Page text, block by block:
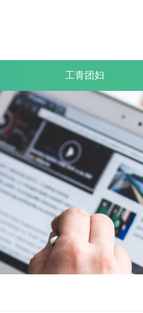
工青团妇
工青团妇